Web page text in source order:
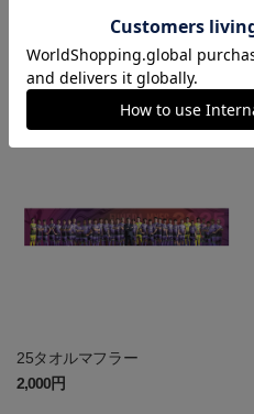
ボア巾着ショルダーバッグ
4,500円
25タオルマフラー
2,000円